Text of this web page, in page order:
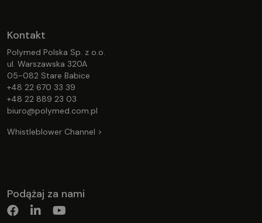
Kontakt
Polymed Polska Sp. z o.o.
ul. Warszawska 320A
05-082 Stare Babice
+48 22 670 33 39
+48 22 889 23 03
biuro@polymed.com.pl
Whistleblower Channel >
Podążaj za nami